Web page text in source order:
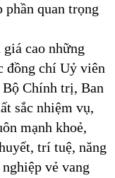
quan trọng
cao những
đồng chí Uỷ viên
Bộ Chính trị, Ban
sắc nhiệm vụ,
mạnh khoẻ,
trí tuệ, năng
vẻ vang